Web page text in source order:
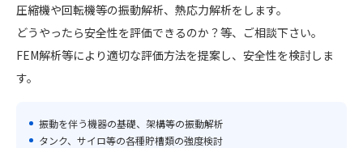
圧縮機や回転機等の振動解析、熱応力解析をします。
どうやったら安全性を評価できるのか？等、ご相談下さい。
FEM解析等により適切な評価方法を提案し、安全性を検討しま
す。
振動を伴う機器の基礎、架構等の振動解析
タンク、サイロ等の各種貯槽類の強度検討